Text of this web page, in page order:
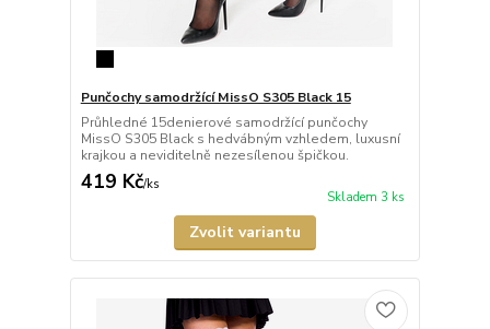
Punčochy samodržící MissO S305 Black 15
Průhledné 15denierové samodržící punčochy
MissO S305 Black s hedvábným vzhledem, luxusní
krajkou a neviditelně nezesílenou špičkou.
419 Kč/ks
Skladem 3 ks
Zvolit variantu